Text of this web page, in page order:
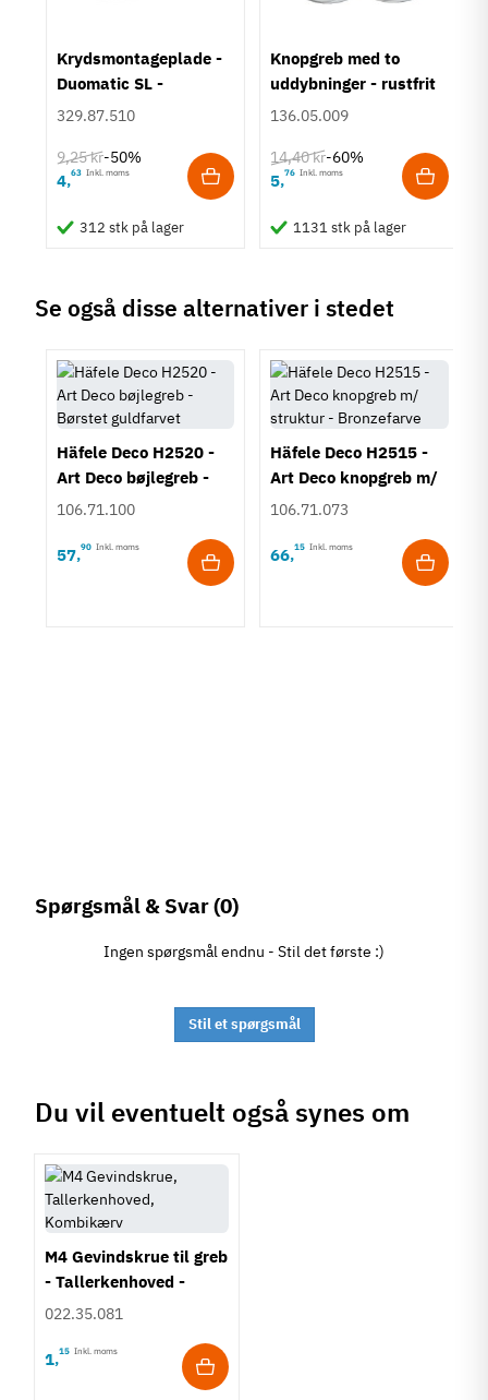
Montering
M4 bolt
Type
Stil
TilstandNy
Krydsmontageplade -
Duomatic SL -
Euroskruer
329.87.510
9,25 kr-50%
4,63 Inkl. moms
312 stk på lager
Knopgreb med to
uddybninger - rustfrit
stål
136.05.009
14,40 kr-60%
5,76 Inkl. moms
1131 stk på lager
Se også disse alternativer i stedet
Häfele Deco H2520 -
Art Deco bøjlegreb -
Børstet guldfarvet
106.71.100
57,90 Inkl. moms
Häfele Deco H2515 -
Art Deco knopgreb m/
struktur - Bronzefarve
106.71.073
66,15 Inkl. moms
Spørgsmål & Svar(0)
Ingen spørgsmål endnu - Stil det første :)
Stil et spørgsmål
Du vil eventuelt også synes om
M4 Gevindskrue til greb
- Tallerkenhoved -
Krydskærv
022.35.081
1,15 Inkl. moms